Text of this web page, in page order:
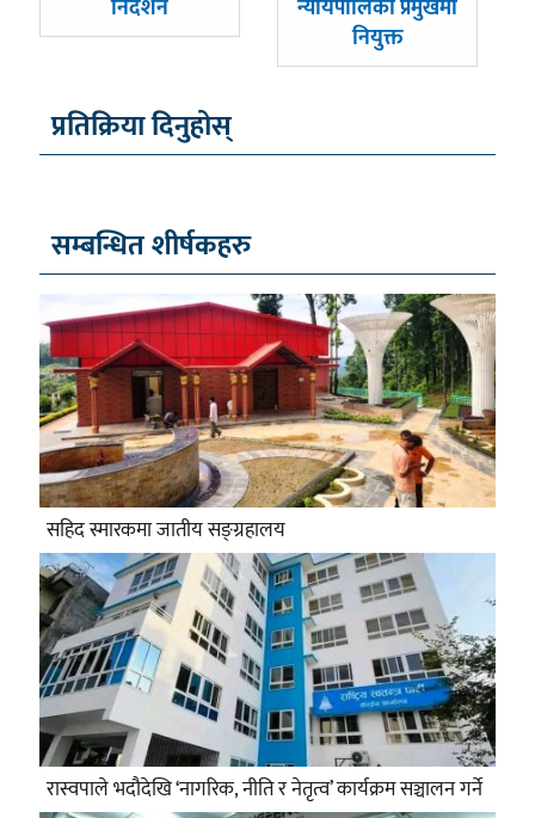
निर्देशन
न्यायपालिका प्रमुखमा
नियुक्त
प्रतिक्रिया दिनुहोस्
सम्बन्धित शीर्षकहरु
सहिद स्मारकमा जातीय सङ्ग्रहालय
रास्वपाले भदौदेखि ‘नागरिक, नीति र नेतृत्व’ कार्यक्रम सञ्चालन गर्ने